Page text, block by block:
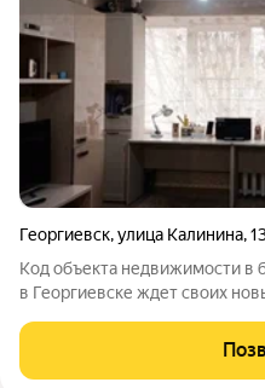
Георгиевск,улица Калинина,
Код объекта недвижимости
в Георгиевске ждет своих
города Георгиевска. Общая площадь 50
что делает ее идеальным